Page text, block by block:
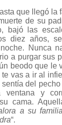
que llegó la
de su
bajó las
diez años,
Nunca
a purgar sus
beodo que le
te vas a ir al
del
ventana y
cama.
a su
“.